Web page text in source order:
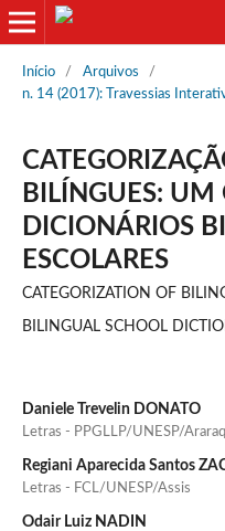
Início / Arquivos
/
n. 14 (2017): Travessias
BILÍNGUES: UM
DICIONÁRIOS
ESCOLARES
CATEGORIZATION OF
BILINGUAL SCHOOL
Daniele Trevelin DONATO
Letras - PPGLLP/UNESP/
Regiani Aparecida Santos
Letras - FCL/UNESP/Assis
Odair Luiz NADIN